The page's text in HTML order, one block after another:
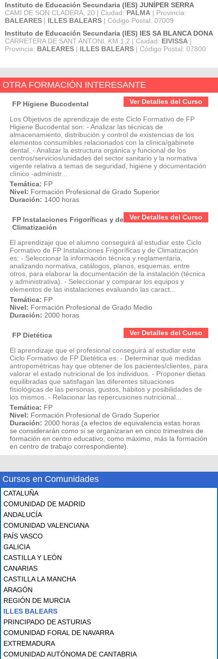
Instituto de Educación Secundaria (IES) JUNÍPER SERRA
CAMI DE SON CLADERA, 20 | Ciudad: PALMA | Provincia:
BALEARES | ILLES BALEARS | Código Postal: 07009
Instituto de Educación Secundaria (IES) IES SA BLANCA DONA
CARRETERA DE SANT ANTONI, KM 1,2 | Ciudad: EIVISSA |
Provincia: BALEARES | ILLES BALEARS | Código Postal: 07800
OTRA FORMACIÓN INTERESANTE
Ver Detalles del Curso
FP Higiene Bucodental
Los Objetivos de aprendizaje de este Ciclo Formativo de FP
Higiene Bucodental son: - Analizar las técnicas de
almacenamiento, distribución y control de existencias de los
elementos consumibles relacionados con la clínica/gabinete
dental. - Analizar la estructura orgánica y funcional de los
centros/servicios/unidades del sector sanitario y la normativa
vigente relativa a temas de seguridad, higiene y documentación
clínico -administr...
Temática: FP
Nivel: Formación Profesional de Grado Superior
Duración: 1400 horas
Ver Detalles del Curso
FP Instalaciones Frigoríficas y de
Climatización
El aprendizaje que el alumno conseguirá al estudiar este Ciclo
Formativo de FP Instalaciones Frigoríficas y de Climatización
es: - Seleccionar la información técnica y reglamentaria,
analizando normativa, catálogos, planos, esquemas, entre
otros, para elaborar la documentación de la instalación (técnica
y administrativa). - Seleccionar y comparar los equipos y
elementos de las instalaciones evaluando las caract...
Temática: FP
Nivel: Formación Profesional de Grado Medio
Duración: 2000 horas
Ver Detalles del Curso
FP Dietética
El aprendizaje que el profesional conseguirá al estudiar este
Ciclo Formativo de FP Dietética es: - Determinar qué medidas
antropométricas hay que obtener de los pacientes/clientes, para
valorar el estado nutricional de los individuos. - Proponer dietas
equilibradas que satisfagan las diferentes situaciones
fisiológicas de las personas, gustos, hábitos y posibilidades de
los mismos. - Relacionar las repercusiones nutricional...
Temática: FP
Nivel: Formación Profesional de Grado Superior
Duración: 2000 horas (a efectos de equivalencia estas horas
se considerarán como si se organizaran en cinco trimestres de
formación en centro educativo, como máximo, más la formación
en centro de trabajo correspondiente).
Cursos en Comunidades
CATALUÑA
COMUNIDAD DE MADRID
ANDALUCÍA
COMUNIDAD VALENCIANA
PAÍS VASCO
GALICIA
CASTILLA Y LEÓN
CANARIAS
CASTILLA LA MANCHA
ARAGÓN
REGIÓN DE MURCIA
ILLES BALEARS
PRINCIPADO DE ASTURIAS
COMUNIDAD FORAL DE NAVARRA
EXTREMADURA
COMUNIDAD AUTÓNOMA DE CANTABRIA